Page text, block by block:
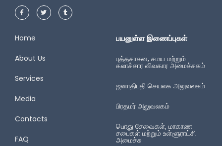
Home
About Us
Services
Media
Contacts
FAQ
பயனுள்ள இணைப்புகள்
புத்தசாசன, சமய மற்றும்
கலாச்சார விவகார அமைச்சகம்
ஜனாதிபதி செயலக அலுவலகம்
பிரதமர் அலுவலகம்
பொது சேவைகள், மாகாண
சபைகள் மற்றும் உள்ளூராட்சி
அமைச்சு